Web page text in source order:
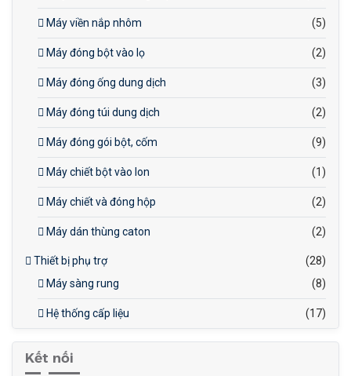
Máy viền nắp nhôm (5)
Máy đóng bột vào lọ (2)
Máy đóng ống dung dịch (3)
Máy đóng túi dung dịch (2)
Máy đóng gói bột, cốm (9)
Máy chiết bột vào lon (1)
Máy chiết và đóng hộp (2)
Máy dán thùng caton (2)
Thiết bị phụ trợ
(28)
Máy sàng rung
(8)
Hệ thống cấp liệu (17)
Kết nối